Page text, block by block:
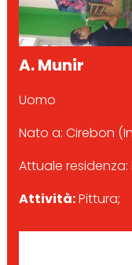
A. Munir
Uomo
Nato a: Cirebon
Attuale
Attività:Pittura;